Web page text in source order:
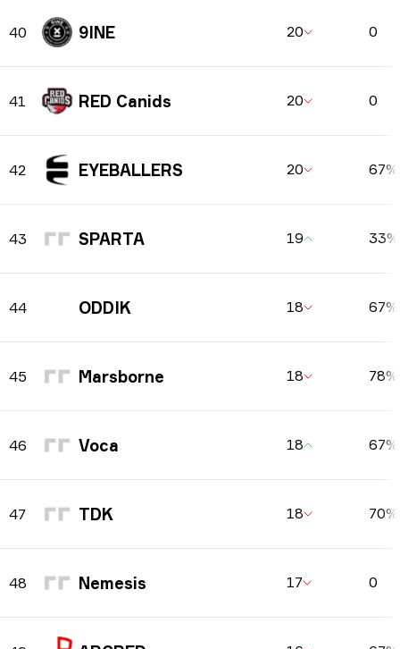
40 9INE 20 0
41 RED Canids 20 0
42 EYEBALLERS 20 67%
43 SPARTA 19 33%
44 ODDIK 18 67%
45 Marsborne 18 78%
46 Voca 18 67%
47 TDK 18 70%
48 Nemesis 17 0